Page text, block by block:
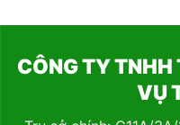
CÔNG TY
VỤ